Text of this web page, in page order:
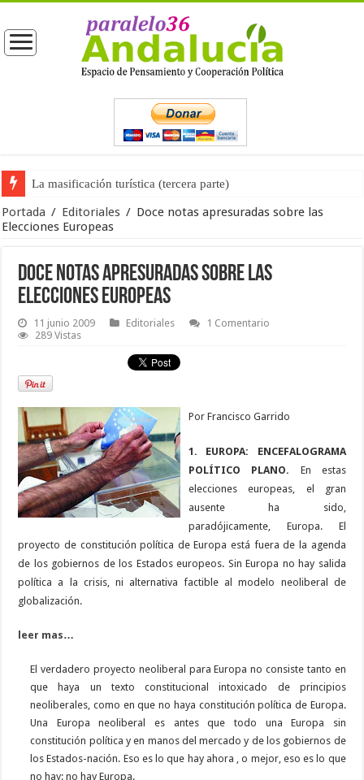
La masificación turística (tercera parte)
La opinión pública ante las próximas elecciones generales
Portada / Editoriales / Doce notas apresuradas sobre las
Elecciones Europeas
Doce notas apresuradas sobre las
Elecciones Europeas
11 junio 2009 Editoriales
1 Comentario
289 Vistas
Por Francisco Garrido
1. EUROPA: ENCEFALOGRAMA
POLÍTICO PLANO. En estas
elecciones europeas, el gran
ausente ha sido,
paradójicamente, Europa. El
proyecto de constitución política de Europa está fuera de la agenda
de los gobiernos de los Estados europeos. Sin Europa no hay salida
política a la crisis, ni alternativa factible al modelo neoliberal de
globalización.
leer mas…
El verdadero proyecto neoliberal para Europa no consiste tanto en
que haya un texto constitucional intoxicado de principios
neoliberales, como en que no haya constitución política de Europa.
Una Europa neoliberal es antes que todo una Europa sin
constitución política y en manos del mercado y de los gobiernos de
los Estados-nación. Eso es lo que hay ahora , o mejor, eso es lo que
no hay: no hay Europa.